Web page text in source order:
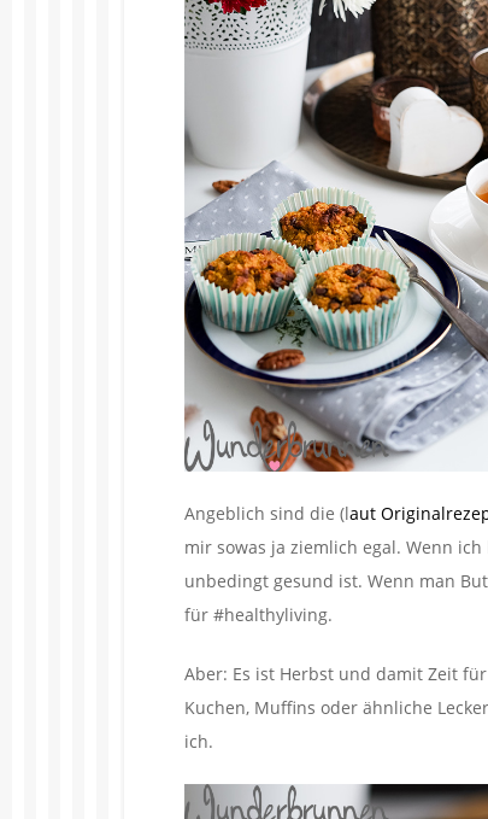
Angeblich sind die (laut
mir sowas ja ziemlich egal. Wenn
unbedingt gesund ist. Wenn man
für #healthyliving.
Aber: Es ist Herbst und damit Zeit
Kuchen, Muffins oder ähnliche
ich.